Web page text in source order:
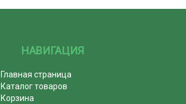
НАВИГАЦИЯ
Главная страница
Каталог товаров
Корзина